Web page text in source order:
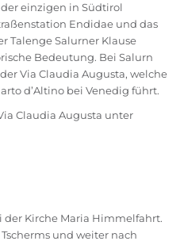
einzigen in Südtirol
Endidae und das
Talenge Salurner Klause
Bedeutung. Bei Salurn
Via Claudia Augusta, welche
d’Altino bei Venedig führt.
Claudia Augusta unter
Kirche Maria Himmelfahrt.
und weiter nach